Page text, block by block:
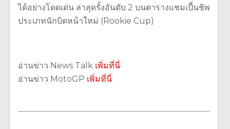
ได้อย่างโดดเด่น ล่าสุดรั้งอันดับ 2 บนตารางแชมเปี้นชิพ
ประเภทนักบิดหน้าใหม่ (Rookie Cup)
อ่านข่าว News Talk เพิ่มที่นี่
อ่านข่าว MotoGP เพิ่มที่นี่